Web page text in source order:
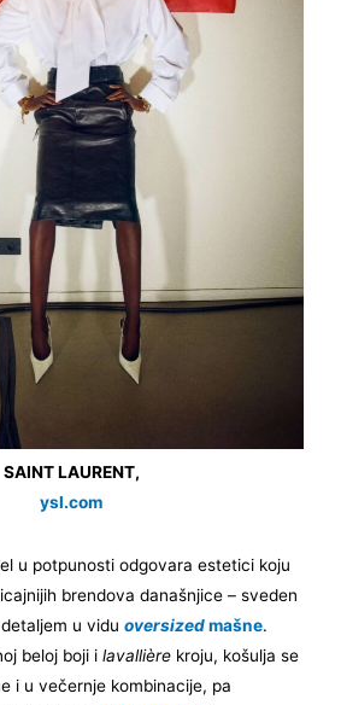
SAINT LAURENT,
ysl.com
u potpunosti odgovara estetici koju
brendova današnjice – sveden
u viduoversizedmašne.
beloj boji ilavallière kroju, košulja se
i u večernje kombinacije, pa